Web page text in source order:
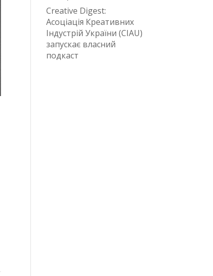
Creative Digest:
Асоціація Креативних
Індустрій України (CIAU)
запускає власний
подкаст